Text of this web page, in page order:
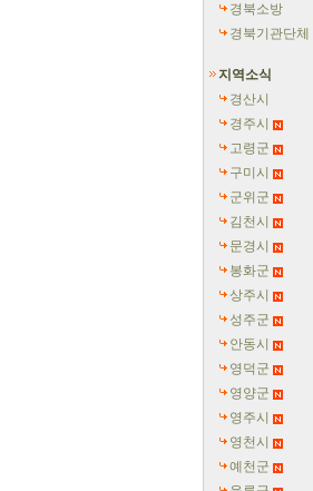
경북소방
경북기관단체
지역소식
경산시
경주시
고령군
구미시
군위군
김천시
문경시
봉화군
상주시
성주군
안동시
영덕군
영양군
영주시
영천시
예천군